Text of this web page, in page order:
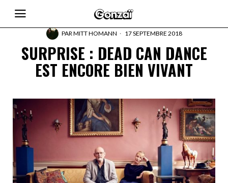
PARMITT HOMANN 17 SEPTEMBRE 2018
SURPRISE : DEAD CAN DANCE
EST ENCORE BIEN VIVANT